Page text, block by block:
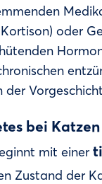
oder
der
bei
mit einer
Zustand der